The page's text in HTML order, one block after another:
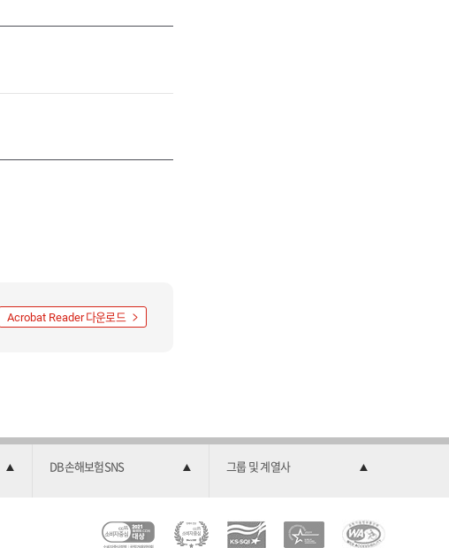
Acrobat Reader다운로드
DB손해보험SNS 그룹 및 계열사
C
소
2
한
과